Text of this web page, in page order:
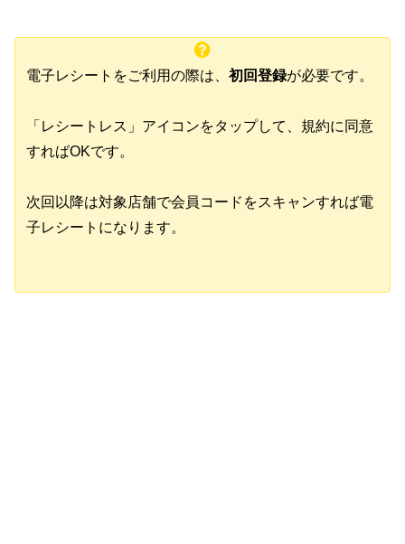
電子レシートをご利用の際は、 初回登録が必要です。
「レシートレス」アイコンをタップして、規約に同意
すればOKです。
次回以降は対象店舗で会員コードをスキャンすれば電
子レシートになります。